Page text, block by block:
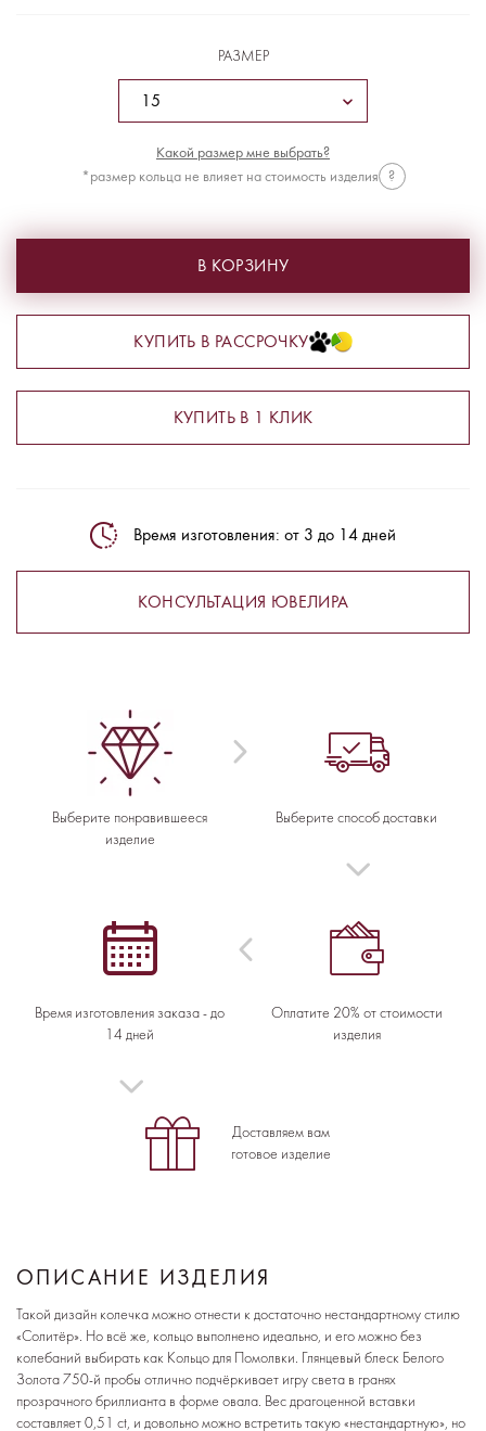
РАЗМЕР
Какой размер мне выбрать?
*размер кольца не влияет на стоимость изделия
?
В КОРЗИНУ
КУПИТЬ В РАССРОЧКУ
КУПИТЬ В 1 КЛИК
Время изготовления: от 3 до 14 дней
КОНСУЛЬТАЦИЯ ЮВЕЛИРА
Выберите понравившееся
изделие
Выберите способ доставки
Оплатите 20% от стоимости
изделия
Время изготовления заказа - до
14 дней
Доставляем вам
готовое изделие
ОПИСАНИЕ ИЗДЕЛИЯ
Такой дизайн колечка можно отнести к достаточно нестандартному стилю
«Солитёр». Но всё же, кольцо выполнено идеально, и его можно без
колебаний выбирать как Кольцо для Помолвки. Глянцевый блеск Белого
Золота 750-й пробы отлично подчёркивает игру света в гранях
прозрачного бриллианта в форме овала. Вес драгоценной вставки
составляет 0,51 ct, и довольно можно встретить такую «нестандартную», но